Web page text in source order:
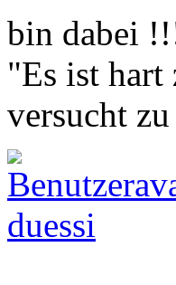
bin dabei
"Es ist hart
versucht
duessi